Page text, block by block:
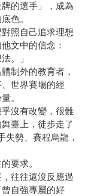
的選手」，成為
色。
照自己追求理想
文中的信念：
。」
制外的教育者，
世界賽場的經
。
沒有改變，很難
臺上，徒步走了
勢、賽程烏龍，
要求。
往往還沒反應過
自強專屬的好